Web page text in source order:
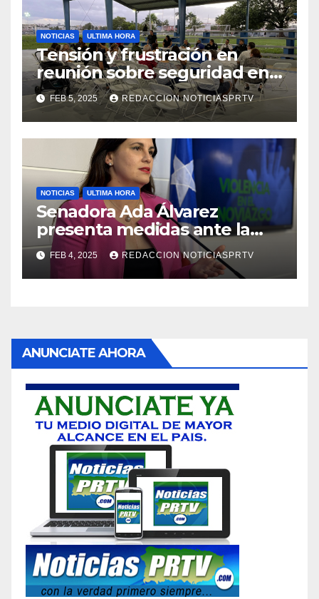
NOTICIAS ULTIMA HORA
Tensión y frustración en
reunión sobre seguridad en
Reparto Metropolitano
FEB 5, 2025 REDACCION NOTICIASPRTV
NOTICIAS ULTIMA HORA
Senadora Ada Álvarez
presenta medidas ante la
violencia en el noviazgo
FEB 4, 2025 REDACCION NOTICIASPRTV
ANUNCIATE AHORA